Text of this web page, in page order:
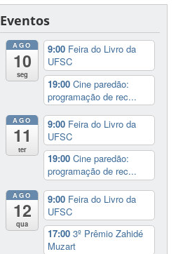
Eventos
AGO
10
seg
9:00 Feira do Livro da
UFSC
19:00Cine paredão:
programação de rec...
AGO
11
ter
9:00 Feira do Livro da
UFSC
19:00Cine paredão:
programação de rec...
AGO
12
qua
9:00 Feira do Livro da
UFSC
17:003º Prêmio Zahidé
Muzart